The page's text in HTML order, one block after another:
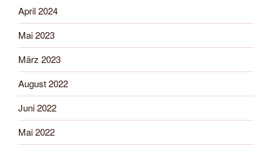
April 2024
Mai 2023
März 2023
August 2022
Juni 2022
Mai 2022